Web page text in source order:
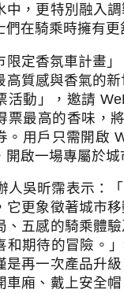
中，更特別融入
們在騎乘時擁有更
限定香氛車計畫」
高質感與香氣的
活動」，邀請
票最高的香味，
。用戶只需開啟
開啟一場專屬於城
人吳昕霈表示：「
它更象徵著城市
、五感的騎乘體
和期待的冒險。
是再一次產品升
車廂、戴上安全